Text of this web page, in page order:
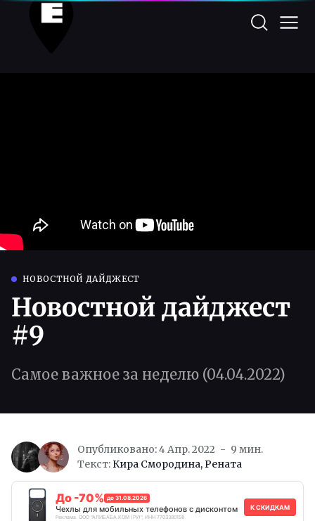
НОВОСТНОЙ ДАЙДЖЕСТ
Новостной дайджест
#9
Самое важное за неделю (04.04.2022)
Опубликовано: 4 Апр. 2022
9 мин.
Текст: Кира Смородина,Рената
До -70% до 31.08.2026
Чехлы для мобильных телефонов с дисконтом
Реклама. ООО "АЛИБАБА.КОМ (РУ)", ИНН 7703380158
К СКИДКАМ